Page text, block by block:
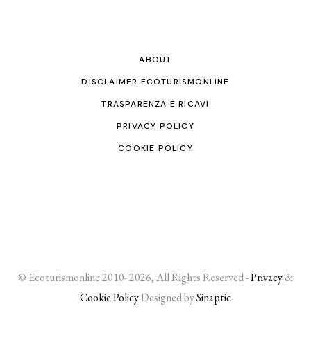
ABOUT
DISCLAIMER ECOTURISMONLINE
TRASPARENZA E RICAVI
PRIVACY POLICY
COOKIE POLICY
© Ecoturismonline 2010- 2026, All Rights Reserved -Privacy&
Cookie PolicyDesigned bySinaptic